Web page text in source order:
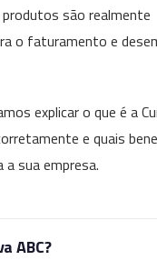
são realmente
o faturamento e
explicar o que é a
e quais
sua empresa.
ABC?